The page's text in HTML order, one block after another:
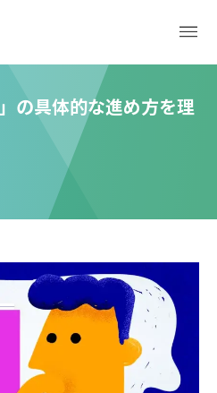
デモサイト
お役立ち情報
の具体的な進め方を理